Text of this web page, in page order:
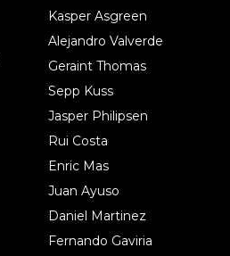
Kasper Asgreen
Alejandro Valverde
Geraint Thomas
Sepp Kuss
Jasper Philipsen
Rui Costa
Enric Mas
Juan Ayuso
Daniel Martinez
Fernando Gaviria